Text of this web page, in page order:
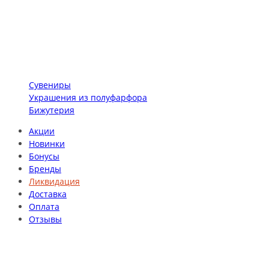
Сувениры
Украшения из полуфарфора
Бижутерия
Акции
Новинки
Бонусы
Бренды
Ликвидация
Доставка
Оплата
Отзывы